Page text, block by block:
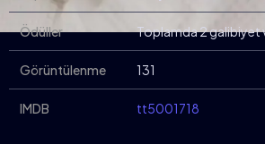
Ödüller Toplamda 2 galibiyet
Görüntülenme 131
IMDB tt5001718